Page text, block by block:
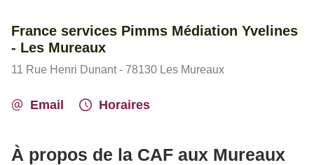
France services Pimms Médiation Yvelines
- Les Mureaux
11 Rue Henri Dunant - 78130 Les Mureaux
Email Horaires
À propos de la CAF aux Mureaux